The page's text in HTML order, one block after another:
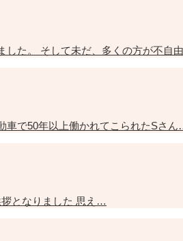
した。 そして未だ、多くの方が不自
車で50年以上働かれてこられたSさ
となりました 思え…